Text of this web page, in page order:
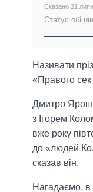
Сказано 21
Статус
Називати
«Правого
Дмитро Ярош
з Ігорем
вже року
до «людей
сказав він.
Нагадаємо, в